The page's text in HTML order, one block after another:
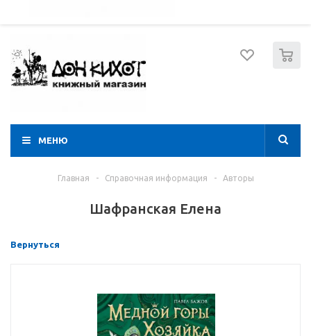
МЕНЮ
Главная - Справочная информация - Авторы
Шафранская Елена
Вернуться